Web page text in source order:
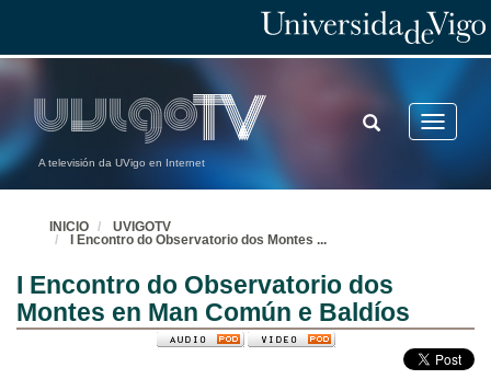
A televisión da UVigo en Internet
Toggle
TOGGLE
SEARCH
INICIO
UVIGOTV
I Encontro do Observatorio dos Montes ...
I Encontro do Observatorio dos
Montes en Man Común e Baldíos